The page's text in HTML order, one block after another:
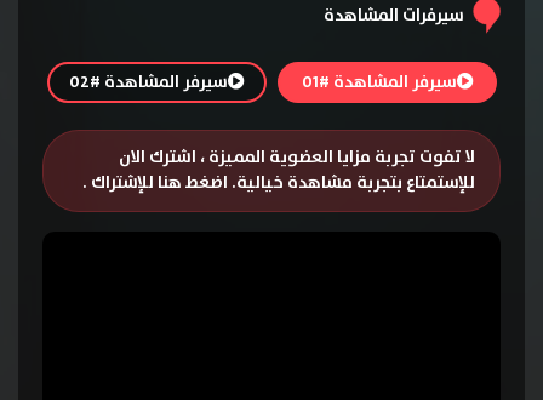
سيرفرات المشاهدة
سيرفر المشاهدة #01 سيرفر المشاهدة #02
لا تفوت تجربة مزايا العضوية المميزة ، اشترك الان
للإستمتاع بتجربة مشاهدة خيالية. اضغط هنا للإشتراك .